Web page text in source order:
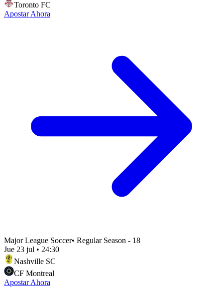
Toronto FC
Apostar Ahora
Major League Soccer• Regular Season - 18
Jue 23 jul • 24:30
Nashville SC
CF Montreal
Apostar Ahora